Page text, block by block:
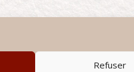
Refuser